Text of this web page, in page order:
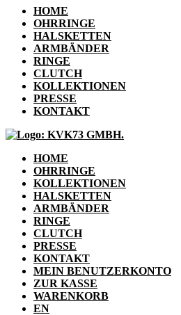
HOME
OHRRINGE
HALSKETTEN
ARMBÄNDER
RINGE
CLUTCH
KOLLEKTIONEN
PRESSE
KONTAKT
HOME
OHRRINGE
KOLLEKTIONEN
HALSKETTEN
ARMBÄNDER
RINGE
CLUTCH
PRESSE
KONTAKT
MEIN BENUTZERKONTO
ZUR KASSE
WARENKORB
EN